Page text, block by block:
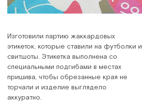
Изготовили партию жаккардовых
этикеток, которые ставили на футболки и
свитшоты. Этикетка выполнена со
специальными подгибами в местах
пришива, чтобы обрезанные края не
торчали и изделие выглядело
аккуратно.